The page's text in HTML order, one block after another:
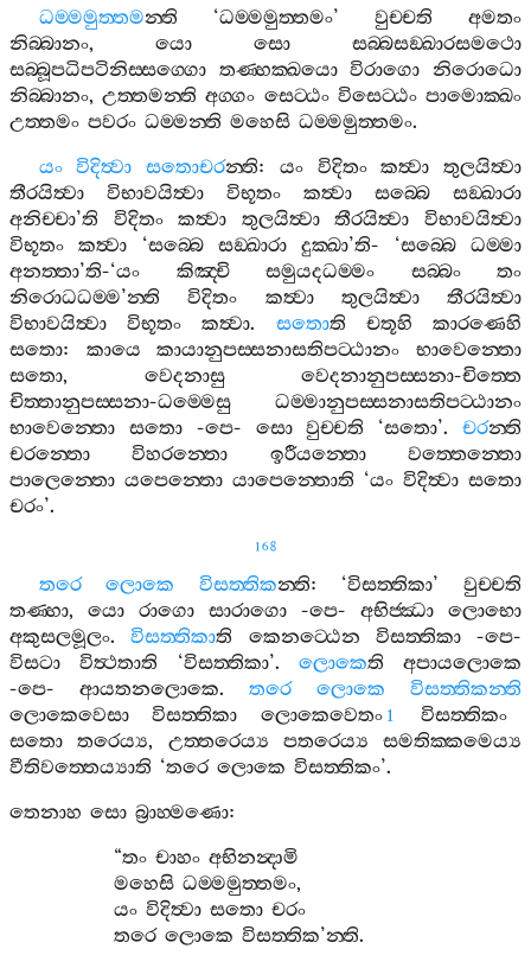
ධම‍්මමුත‍්තමන‍්ති ‘ධම‍්මමුත‍්තමං’ වුච‍්චති
අමතං
නිබ‍්බානං, යො සො
සබ‍්බසඞ‍්ඛාරසමථො
සබ‍්බූපධිපටිනිස‍්සග‍්ගො තණ‍්හක‍්ඛයො විරාගො නිරොධො
නිබ‍්බානං,උත‍්තමන‍්ති අග‍්ගං සෙට‍්ඨං විසෙට‍්ඨං පාමොක‍්ඛං
උත‍්තමං පවරං ධම‍්මන‍්ති මහෙසි ධම‍්මමුත‍්තමං.
යං
විදිත්‍වා සතොචරන‍්ති: යං විදිතං කත්‍වා
තුලයිත්‍වා
තීරයිත්‍වා
විභාවයිත්‍වා විභූතං කත්‍වා සබ‍්බෙ
සඞ‍්ඛාරා
අනිච‍්චා’ති විදිතං කත්‍වා තුලයිත්‍වා තීරයිත්‍වා
විභාවයිත්‍වා
විභූතං
කත්‍වා ‘සබ‍්බෙ සඞ‍්ඛාරා දුක‍්ඛා’ති- ‘සබ‍්බෙ
ධම‍්මා
අනත‍්තා’ති-‘යං කිඤ‍්චි සමුයදධම‍්මං සබ‍්බං
තං
නිරොධධම‍්ම’න‍්ති විදිතං කත්‍වා තුලයිත්‍වා
තීරයිත්‍වා
විභාවයිත්‍වා
විභූතං කත්‍වා. සතොති චතූහි
කාරණෙහි
සතො: කායෙ කායානුපස‍්සනාසතිපට‍්ඨානං
භාවෙන‍්තො
සතො, වෙදනාසු වෙදනානුපස‍්සනා-චිත‍්තෙ
චිත‍්තානුපස‍්සනා-ධම‍්මෙසු
ධම‍්මානුපස‍්සනාසතිපට‍්ඨානං
භාවෙන‍්තො
සතො-පෙ- සො වුච‍්චති ‘සතො’.චරන‍්ති
චරන‍්තො
විහරන‍්තො ඉරීයන‍්තො
වත‍්තෙන‍්තො
පාලෙන‍්තො යපෙන‍්තො යාපෙන‍්තොති ‘යං විදිත්‍වා සතො
චරං’.
168
තරෙ ලොකෙ විසත‍්තිකන‍්ති: ‘විසත‍්තිකා’ වුච‍්චති
තණ‍්හා, යො රාගො සාරාගො -පෙ- අභිජ‍්ඣා
ලොභො
අකුසලමූලං.විසත‍්තිකාති කෙනට‍්ඨෙන විසත‍්තිකා-පෙ-
විසටා
විත්‍ථතාති ‘විසත‍්තිකා’. ලොකෙති
අපායලොකෙ
-පෙ- ආයතනලොකෙ. තරෙ ලොකෙ
විසත‍්තිකන‍්ති
ලොකෙවෙසා
විසත‍්තිකා ලොකෙවෙතං 1
විසත‍්තිකං
සතො
තරෙය්‍ය, උත‍්තරෙය්‍ය පතරෙය්‍ය
සමතික‍්කමෙය්‍ය
වීතිවත‍්තෙය්‍යාති ‘තරෙ ලොකෙ විසත‍්තිකං’.
තෙනාහ සො බ්‍රාහ‍්මණො:
“තං චාහං අභිනන්‍දාමි
මහෙසි ධම‍්මමුත‍්තමං,
යං විදිත්‍වා සතො චරං
තරෙ ලොකෙ විසත‍්තික’න‍්ති.